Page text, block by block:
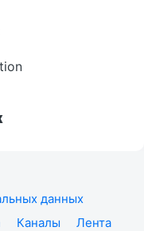
данных
Каналы
Лента